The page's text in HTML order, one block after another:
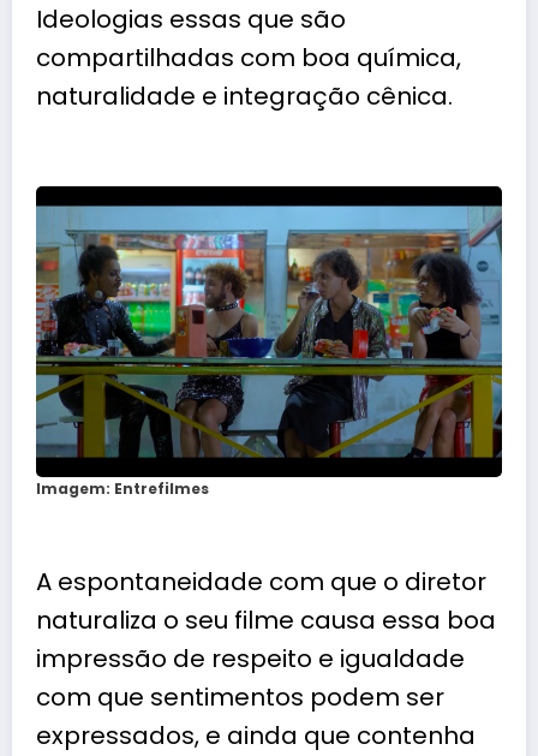
Ideologias essas que são
compartilhadas com boa química,
naturalidade e integração cênica.
Imagem: Entrefilmes
A espontaneidade com que o diretor
naturaliza o seu filme causa essa boa
impressão de respeito e igualdade
com que sentimentos podem ser
expressados, e ainda que contenha